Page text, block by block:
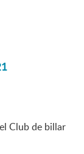
Club de billar